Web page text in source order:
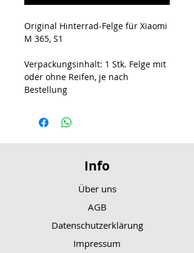
Original Hinterrad-Felge für Xiaomi
M 365, S1
Verpackungsinhalt: 1 Stk. Felge mit
oder ohne Reifen, je nach
Bestellung
Info
Über uns
AGB
Datenschutzerklärung
Impressum